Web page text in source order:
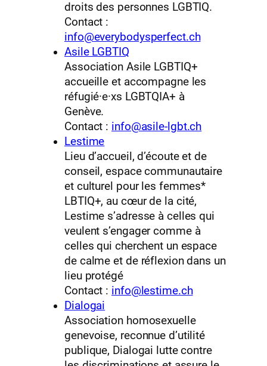
droits des personnes LGBTIQ.
Contact :
info@everybodysperfect.ch
Asile LGBTIQ
Association Asile LGBTIQ+
accueille et accompagne les
réfugié·e·xs LGBTQIA+ à
Genève.
Contact : info@asile-lgbt.ch
Lestime
Lieu d’accueil, d’écoute et de
conseil, espace communautaire
et culturel pour les femmes*
LBTIQ+, au cœur de la cité,
Lestime s’adresse à celles qui
veulent s’engager comme à
celles qui cherchent un espace
de calme et de réflexion dans un
lieu protégé
Contact : info@lestime.ch
Dialogai
Association homosexuelle
genevoise, reconnue d’utilité
publique, Dialogai lutte contre